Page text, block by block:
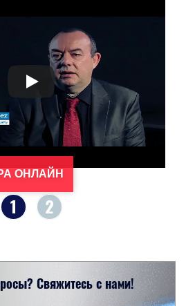
1 2
Свяжитесь с нами!
ОНЛАЙН